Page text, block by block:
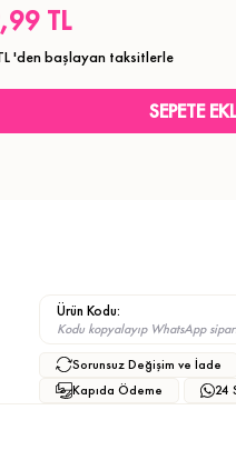
TL
'den başlayan taksitlerle
Ürün Kodu:
Kodu kopyalayıp WhatsApp
Sorunsuz Değişim ve İade
Kapıda Ödeme
24